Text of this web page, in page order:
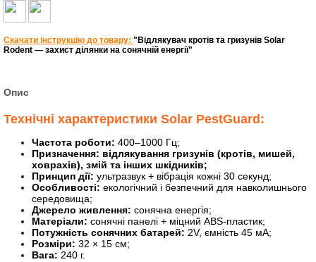
Скачати інструкцію до товару: "Відлякувач кротів та гризунів Solar
Rodent — захист ділянки на сонячній енергії"
Опис
Технічні характеристики Solar PestGuard:
Частота роботи: 400–1000 Гц;
Призначення: відлякування гризунів (кротів, мишей,
ховрахів), змій та інших шкідників;
Принцип дії: ультразвук + вібрація кожні 30 секунд;
Особливості: екологічний і безпечний для навколишнього
середовища;
Джерело живлення: сонячна енергія;
Матеріали: сонячні панелі + міцний ABS-пластик;
Потужність сонячних батарей: 2V, ємність 45 мА;
Розміри: 32 × 15 см;
Вага: 240 г.